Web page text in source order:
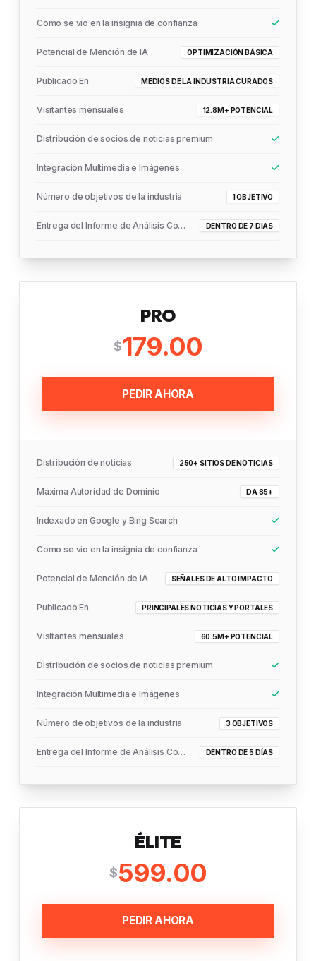
Como se vio en la insignia de confianza
Potencial de Mención de IA OPTIMIZACIÓN BÁSICA
Publicado En MEDIOS DE LA INDUSTRIA CURADOS
Visitantes mensuales 12.8M+ POTENCIAL
Distribución de socios de noticias premium
Integración Multimedia e Imágenes
Número de objetivos de la industria 1 OBJETIVO
Entrega del Informe de Análisis Completo DENTRO DE 7 DÍAS
PRO
$179.00
PEDIR AHORA
Distribución de noticias 250+ SITIOS DE NOTICIAS
Máxima Autoridad de Dominio DA 85+
Indexado en Google y Bing Search
Como se vio en la insignia de confianza
Potencial de Mención de IA SEÑALES DE ALTO IMPACTO
Publicado En PRINCIPALES NOTICIAS Y PORTALES
Visitantes mensuales 60.5M+ POTENCIAL
Distribución de socios de noticias premium
Integración Multimedia e Imágenes
Número de objetivos de la industria 3 OBJETIVOS
Entrega del Informe de Análisis Completo DENTRO DE 5 DÍAS
ÉLITE
$599.00
PEDIR AHORA